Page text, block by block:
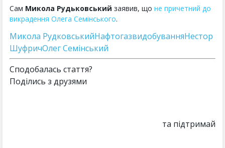
Сам Микола Рудьковський заявив, що не причетний до
викрадення Олега Семінського.
Микола РудковськийНафтогазвидобуванняНестор
ШуфричОлег Семінський
Сподобалась стаття?
Поділись з друзями
та підтримай